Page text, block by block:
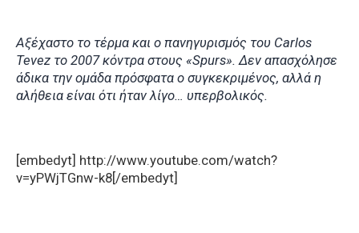
Αξέχαστο το τέρμα και ο πανηγυρισμός του Carlos
Tevez το 2007 κόντρα στους «Spurs». Δεν απασχόλησε
άδικα την ομάδα πρόσφατα ο συγκεκριμένος, αλλά η
αλήθεια είναι ότι ήταν λίγο… υπερβολικός.
[embedyt] http://www.youtube.com/watch?
v=yPWjTGnw-k8[/embedyt]